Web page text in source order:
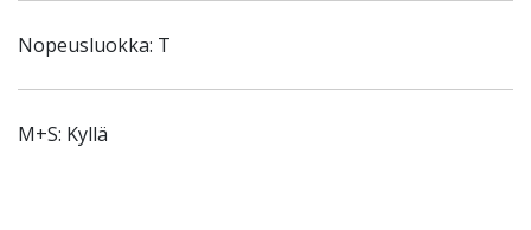
Nopeusluokka: T
M+S: Kyllä